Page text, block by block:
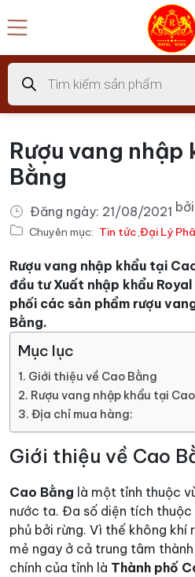
đến
dung
Tìm
kiếm
sản
phẩm
Rượu vang nhập
Bằng
Đăng ngày: 21/08/2021 bởi
Chuyên mục: Tin tức,Đại Lý
Rượu vang nhập khẩu tại
đầu tư Xuất nhập khẩu
phối các sản phẩm rượu
Bằng.
Mục lục
Giới thiệu về Cao Bằng
Rượu vang nhập khẩu tại
Địa chỉ mua hàng:
Giới thiệu về Cao
Cao Bằng là một tỉnh thuộc
nước ta. Đa số diện tích
phủ bởi rừng. Vì thế không
mẻ ngay ở cả trung tâm
chính của tỉnh là Thành phố